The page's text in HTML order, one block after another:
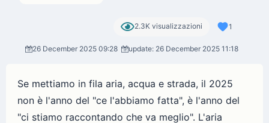
2.3K visualizzazioni 1
26 December 2025 09:28 update: 26 December 2025 11:18
Se mettiamo in fila aria, acqua e strada, il 2025
non è l'anno del "ce l'abbiamo fatta", è l'anno del
"ci stiamo raccontando che va meglio". L'aria